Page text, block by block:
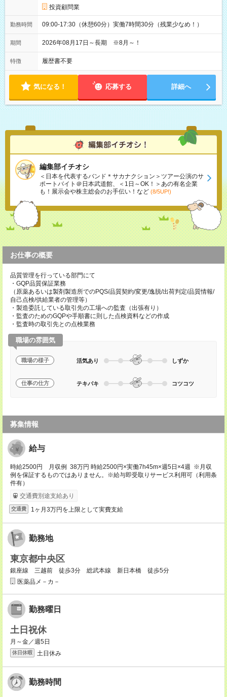
投資顧問業
勤務時間 09:00-17:30（休憩60分）実働7時間30分（残業少なめ！）
期間 2026年08月17日～長期 ※8月～！
特徴 履歴書不要
気になる！ 応募する 詳細へ
編集部イチオシ
＜日本を代表するバンド＊サカナクション＞ツアー公演のサ
ポートバイト＠日本武道館、＜1日～OK！＞あの有名企業
も！展示会や株主総会のお手伝い！など (8/5UP!)
お仕事の概要
品質管理を行っている部門にて
・GQP品質保証業務
（原薬あるいは製剤製造所でのPQS/品質契約/変更/逸脱/出荷判定/品質情報/
自己点検/供給業者の管理等）
・製造委託している取引先の工場への監査（出張有り）
・監査のためのGQPや手順書に則した点検資料などの作成
・監査時の取引先との点検業務
職場の雰囲気
職場の様子 活気あり しずか
仕事の仕方 テキパキ コツコツ
募集情報
給与
時給2500円 月収例 38万円 時給2500円×実働7h45m×週5日×4週 ※月収
例を保証するものではありません。※給与即受取りサービス利用可（利用条
件有）
交通費別途支給あり
交通費 1ヶ月3万円を上限として実費支給
勤務地
東京都中央区
銀座線 三越前 徒歩3分 総武本線 新日本橋 徒歩5分
医薬品メ－カ－
勤務曜日
土日祝休
月～金／週5日
休日休暇 土日休み
勤務時間